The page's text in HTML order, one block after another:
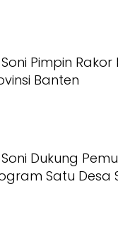
Pimpin
Banten
Dukung
Satu Desa